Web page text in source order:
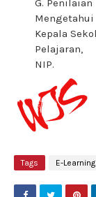
G. Penilaian
Mengetahui
Kepala
Pelajaran,
Tags E-Learning